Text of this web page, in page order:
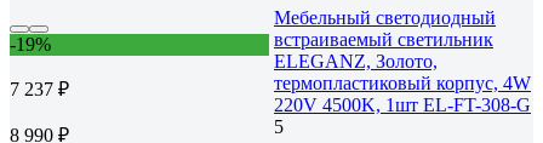
-19%
7 237 ₽
8 990 ₽
Мебельный светодиодный
встраиваемый светильник
ELEGANZ, Золото,
термопластиковый корпус, 4W
220V 4500K, 1шт EL-FT-308-G
5